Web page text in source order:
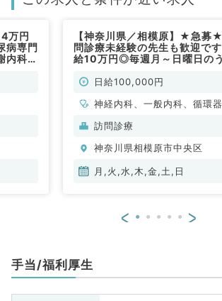
万円
病専門
内科／
【神奈川県／相模原】★急募
問診療未経験の先生も歓迎で
給10万円◎毎週月～日曜日のう
インの訪問診療のアルバイト◇
（一般内科／非常勤）
日給100,000円
神経内科、一般内科、循環
科、呼吸器内科、消化器内科
訪問診療
神奈川県相模原市中央区
月,火,水,木,金,土,日
< >
手当/福利厚生